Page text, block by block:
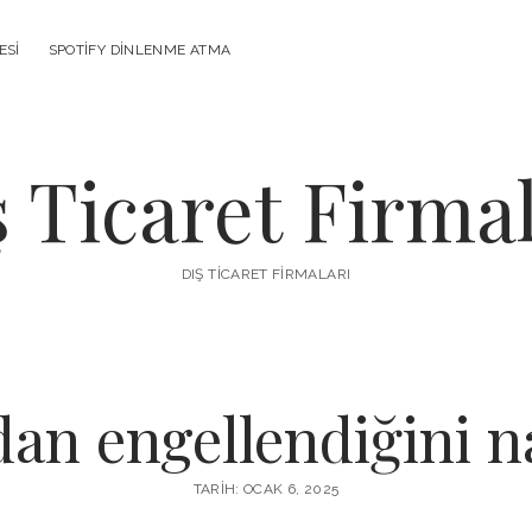
SPOTIFY DINLENME ATMA
Ticaret
DIŞ TICARET FIRMALARI
engellendiğini
TARIH: OCAK 6, 2025